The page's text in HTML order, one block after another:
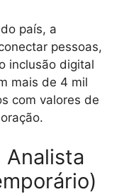
país, a
pessoas,
inclusão digital
mais de 4 mil
com valores de
Analista